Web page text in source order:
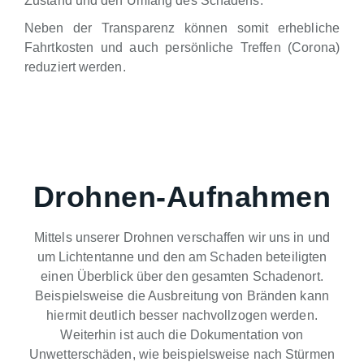
Neben der Transparenz können somit erhebliche
Fahrtkosten und auch persönliche Treffen (Corona)
reduziert werden.
Drohnen-Aufnahmen
Mittels unserer Drohnen verschaffen wir uns in und
um Lichtentanne und den am Schaden beteiligten
einen Überblick über den gesamten Schadenort.
Beispielsweise die Ausbreitung von Bränden kann
hiermit deutlich besser nachvollzogen werden.
Weiterhin ist auch die Dokumentation von
Unwetterschäden, wie beispielsweise nach Stürmen